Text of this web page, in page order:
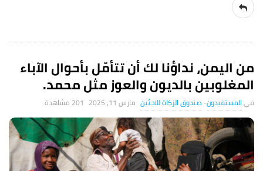
من اليمن، نداؤنا لك أن تتأمّل بأحوال الآباء
المغلوبين بالديون والعوز مثل محمد.
المستفيدون- صندوق الزكاة للاجئين مارس 11, 2025 201 ‎مشاهدة